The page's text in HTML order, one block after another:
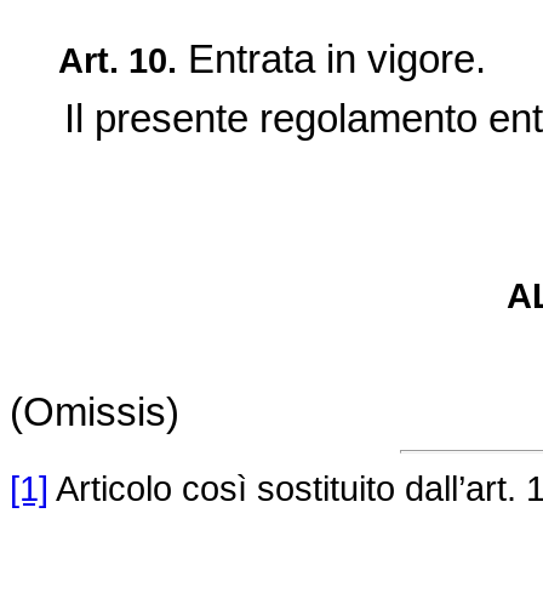
Art. 10. Entrata in vigore.
Il presente regolamento
(Omissis)
[1] Articolo così sostituito dall’art.